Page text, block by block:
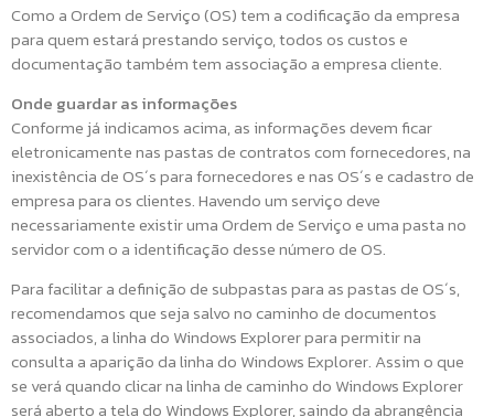
Como a Ordem de Serviço (OS) tem a codificação da empresa
para quem estará prestando serviço, todos os custos e
documentação também tem associação a empresa cliente.
Onde guardar as informações
Conforme já indicamos acima, as informações devem ficar
eletronicamente nas pastas de contratos com fornecedores, na
inexistência de OS´s para fornecedores e nas OS´s e cadastro de
empresa para os clientes. Havendo um serviço deve
necessariamente existir uma Ordem de Serviço e uma pasta no
servidor com o a identificação desse número de OS.
Para facilitar a definição de subpastas para as pastas de OS´s,
recomendamos que seja salvo no caminho de documentos
associados, a linha do Windows Explorer para permitir na
consulta a aparição da linha do Windows Explorer. Assim o que
se verá quando clicar na linha de caminho do Windows Explorer
será aberto a tela do Windows Explorer, saindo da abrangência